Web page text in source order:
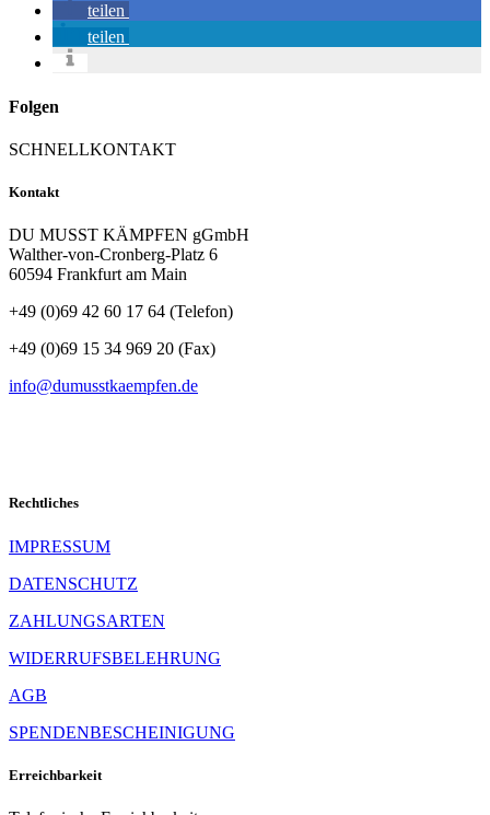
teilen
teilen
Folgen
SCHNELLKONTAKT
Kontakt
DU MUSST KÄMPFEN gGmbH
Walther-von-Cronberg-Platz 6
60594 Frankfurt am Main
+49 (0)69 42 60 17 64 (Telefon)
+49 (0)69 15 34 969 20 (Fax)
info@dumusstkaempfen.de
Rechtliches
IMPRESSUM
DATENSCHUTZ
ZAHLUNGSARTEN
WIDERRUFSBELEHRUNG
AGB
SPENDENBESCHEINIGUNG
Erreichbarkeit